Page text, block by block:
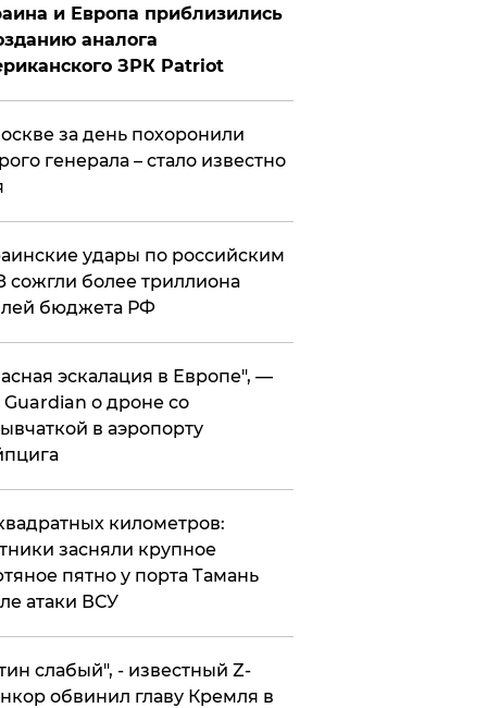
и Европа приблизились
аналога
ЗРК Patriot
за день похоронили
генерала – стало известно
удары по российским
сожгли более триллиона
бюджета РФ
эскалация в Европе", —
Guardian о дроне со
в аэропорту
километров:
засняли крупное
пятно у порта Тамань
атаки ВСУ
слабый", - известный Z-
обвинил главу Кремля в